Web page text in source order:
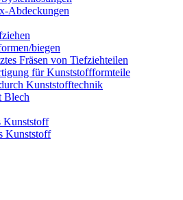
Abdeckungen
biegen
Fräsen von Tiefziehteilen
für Kunststoffformteile
Kunststofftechnik
Blech
Kunststoff
Kunststoff